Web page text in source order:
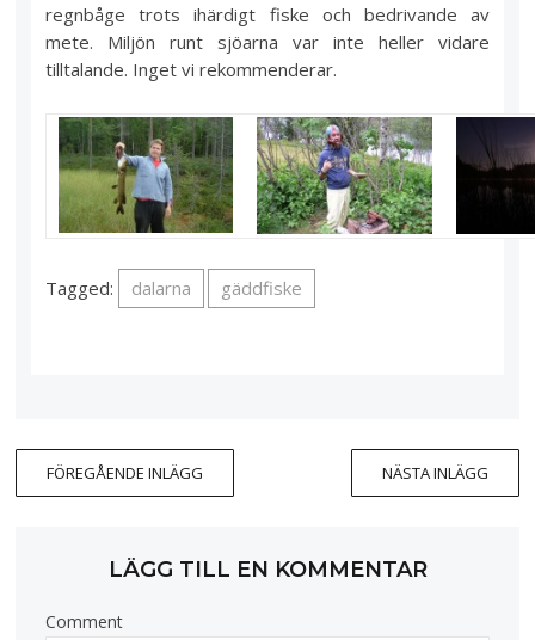
regnbåge trots ihärdigt fiske och bedrivande av
mete. Miljön runt sjöarna var inte heller vidare
tilltalande. Inget vi rekommenderar.
Tagged: dalarna gäddfiske
FÖREGÅENDE INLÄGG NÄSTA INLÄGG
LÄGG TILL EN KOMMENTAR
Comment